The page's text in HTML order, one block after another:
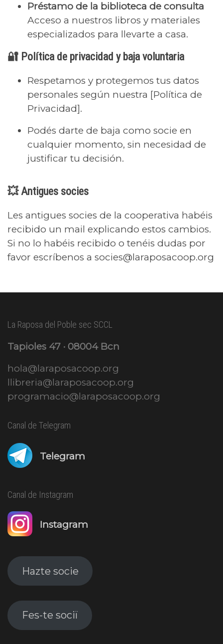
Préstamo de la biblioteca de consulta
Acceso a nuestros libros y materiales
especializados para llevarte a casa.
🔐 Política de privacidad y baja voluntaria
Respetamos y protegemos tus datos
personales según nuestra [Política de
Privacidad].
Podés darte de baja como socie en
cualquier momento, sin necesidad de
justificar tu decisión.
💥 Antigues socies
Les antigues socies de la cooperativa habéis
recibido un mail explicando estos cambios.
Si no lo habéis recibido o tenéis dudas por
favor escríbenos a socies@laraposacoop.org
La Raposa del Poble sec SCCL
Tapioles 47 · 08004 Bcn
hola@laraposacoop.org
llibreria@laraposacoop.org
programacio@laraposacoop.org
Canal de Telegram
Telegram
Canal de Instagram
Instagram
Hazte socie
Fes-te sociï